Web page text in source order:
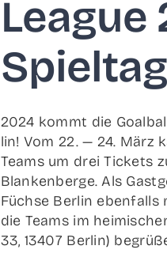
League
2024 kommt die
lin! Vom 22. — 24. März
Teams um drei Tickets
Blan­ken­ber­ge. Als
Füch­se Ber­lin
die Teams im
33, 13407 Ber­lin)